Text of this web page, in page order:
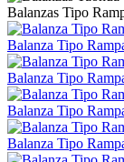
Balanzas Tipo
Balanza Tipo
Balanza Tipo
Balanza Tipo
Balanza Tipo